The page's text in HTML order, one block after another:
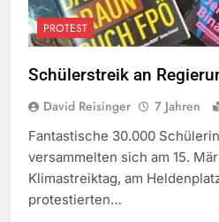
PROTEST
Schülerstreik an
David Reisinger 7 Jahren
Fantastische 30.000
versammelten sich am 15.
Klimastreiktag, am
protestierten…